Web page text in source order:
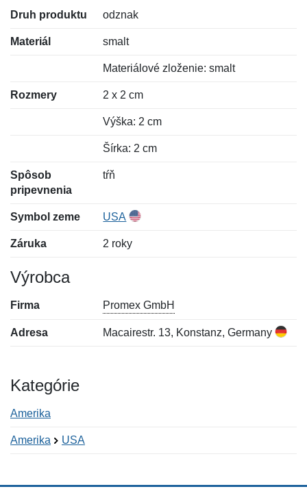
Druh produktu odznak
Materiál smalt
Materiálové zloženie: smalt
Rozmery 2 x 2 cm
Výška: 2 cm
Šírka: 2 cm
Spôsob
pripevnenia
tŕň
Symbol zeme USA
Záruka 2 roky
Výrobca
Firma Promex GmbH
Adresa Macairestr. 13, Konstanz, Germany
Kategórie
Amerika
Amerika USA